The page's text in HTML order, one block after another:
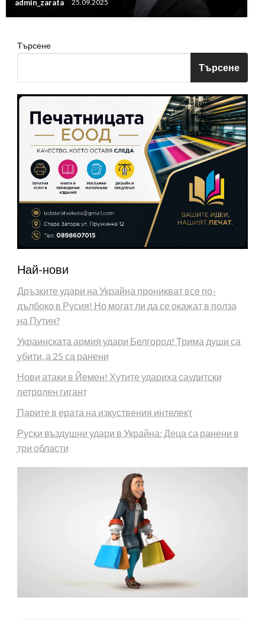
admin_zarata 25.09.2025
Търсене
Търсене
Най-нови
Дръзките удари на Украйна проникват все по-
дълбоко в Русия! Но могат ли да се окажат в полза
на Путин?
Украинската армия удари Белгород! Трима души са
убити, а 25 са ранени
Нови атаки в Йемен! Хутите удариха саудитски
петролен гигант
Парите в ерата на изкуствения интелект
Руски въздушни удари в Украйна: Деца са ранени в
три области